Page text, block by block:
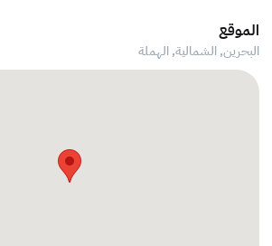
الموقع
البحرين, الشمالية,الهملة